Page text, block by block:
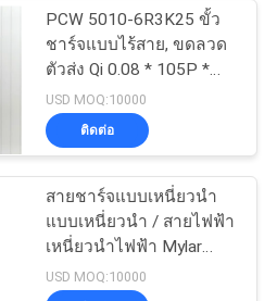
PCW 5010-6R3K25 ขั้ว
ชาร์จแบบไร้สาย, ขดลวด
ตัวส่ง Qi 0.08 * 105P *
10.5TS
USD MOQ:10000
ติดต่อ
สายชาร์จแบบเหนี่ยวนำ
แบบเหนี่ยวนำ / สายไฟฟ้า
เหนี่ยวนำไฟฟ้า Mylar
Tape
USD MOQ:10000